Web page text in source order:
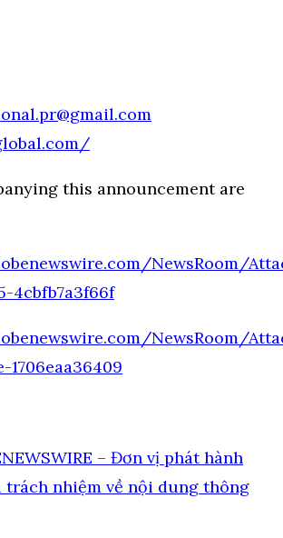
this announcement are
NewsRoom/
4cbfb7a3f66f
NewsRoom/
1706eaa36409
– Đơn vị phát hành
trách nhiệm về nội dung thông